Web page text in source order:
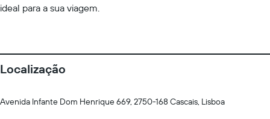
ideal para a sua viagem.
Localização
Avenida Infante Dom Henrique 669, 2750-168 Cascais, Lisboa